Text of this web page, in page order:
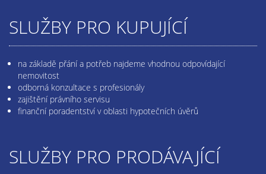
SLUŽBY PRO KUPUJÍCÍ
na základě přání a potřeb najdeme vhodnou odpovídající
nemovitost
odborná konzultace s profesionály
zajištění právního servisu
finanční poradentství v oblasti hypotečních úvěrů
SLUŽBY PRO PRODÁVAJÍCÍ